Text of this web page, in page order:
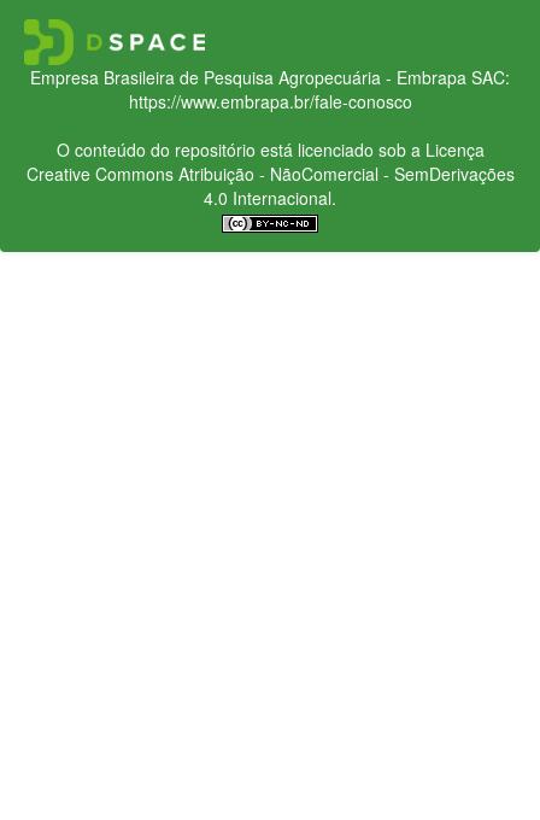
Empresa Brasileira de Pesquisa Agropecuária - Embrapa SAC:
https://www.embrapa.br/fale-conosco
O conteúdo do repositório está licenciado sob a Licença
Creative CommonsAtribuição - NãoComercial - SemDerivações
4.0 Internacional.